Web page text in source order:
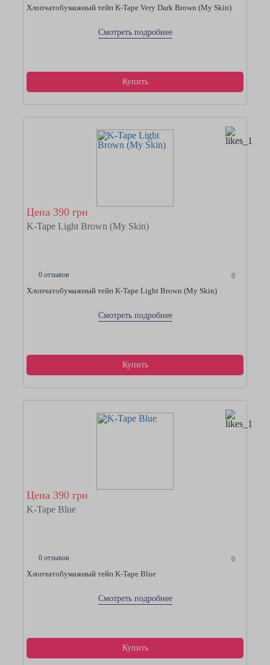
Хлопчатобумажный тейп K-Tape Very Dark Brown (My Skin)
Смотреть подробнее
Купить
Цена 390 грн
K-Tape Light Brown (My Skin)
0 отзывов 0
Хлопчатобумажный тейп K-Tape Light Brown (My Skin)
Смотреть подробнее
Купить
Цена 390 грн
K-Tape Blue
0 отзывов 0
Хлопчатобумажный тейп K-Tape Blue
Смотреть подробнее
Купить